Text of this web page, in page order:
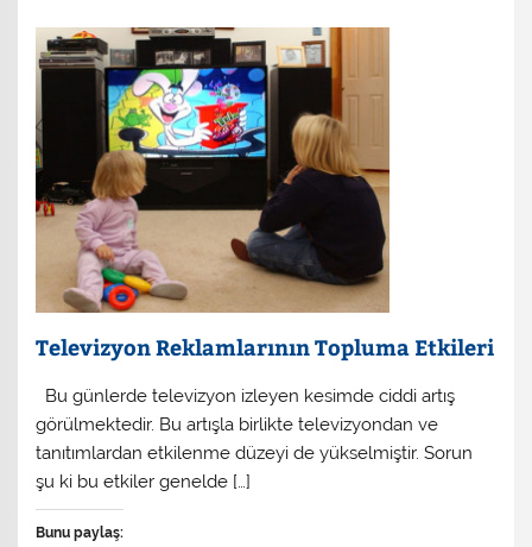
Televizyon Reklamlarının Topluma Etkileri
Bu günlerde televizyon izleyen kesimde ciddi artış
görülmektedir. Bu artışla birlikte televizyondan ve
tanıtımlardan etkilenme düzeyi de yükselmiştir. Sorun
şu ki bu etkiler genelde […]
Bunu paylaş: